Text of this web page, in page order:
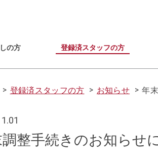
の方 登録済スタッフの方
登録済スタッフの方 お知らせ 年
整手続きのお知らせ